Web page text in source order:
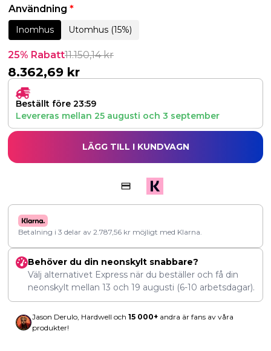
Användning *
Inomhus Utomhus (15%)
25% Rabatt11.150,14kr
8.362,69 kr
Beställt före 23:59
Levereras mellan 25 augusti och 3 september
LÄGG TILL I KUNDVAGN
Betalning i 3 delar av 2.787,56 kr möjligt med Klarna.
Behöver du din neonskylt snabbare?
Välj alternativet Express när du beställer och få din
neonskylt mellan 13 och 19 augusti (6-10 arbetsdagar).
Jason Derulo, Hardwell och 15 000+ andra är fans av våra
produkter!